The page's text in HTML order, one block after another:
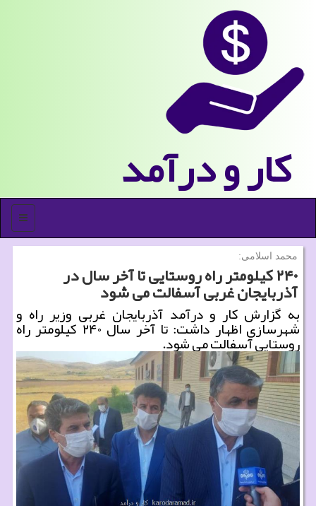
كار و درآمد
منو
محمد اسلامی:
۲۴۰ كیلومتر راه روستایی تا آخر سال در
آذربایجان غربی آسفالت می شود
به گزارش كار و درآمد آذربایجان غربی وزیر راه و
شهرسازی اظهار داشت: تا آخر سال ۲۴۰ كیلومتر راه
روستایی آسفالت می شود.